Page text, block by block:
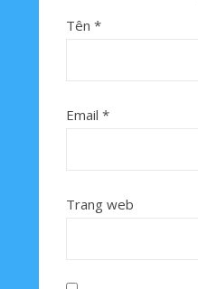
Tên *
Email *
Trang web